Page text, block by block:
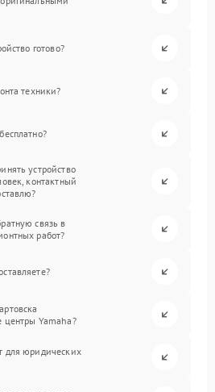
готово?
техники?
устройство
контактный
связь в
работ?
центры Yamaha?
для юридических